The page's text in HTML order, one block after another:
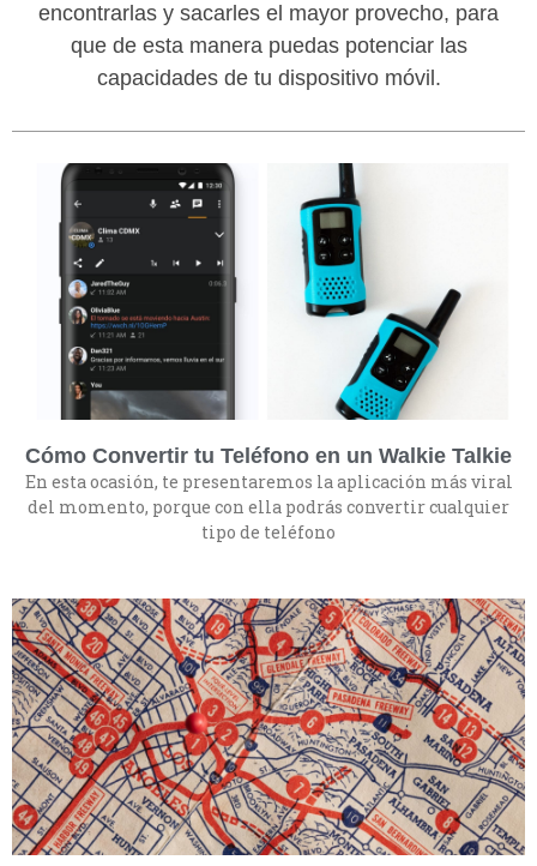
encontrarlas y sacarles el mayor provecho, para
que de esta manera puedas potenciar las
capacidades de tu dispositivo móvil.
Cómo Convertir tu Teléfono en un Walkie Talkie
En esta ocasión, te presentaremos la aplicación más viral
del momento, porque con ella podrás convertir cualquier
tipo de teléfono